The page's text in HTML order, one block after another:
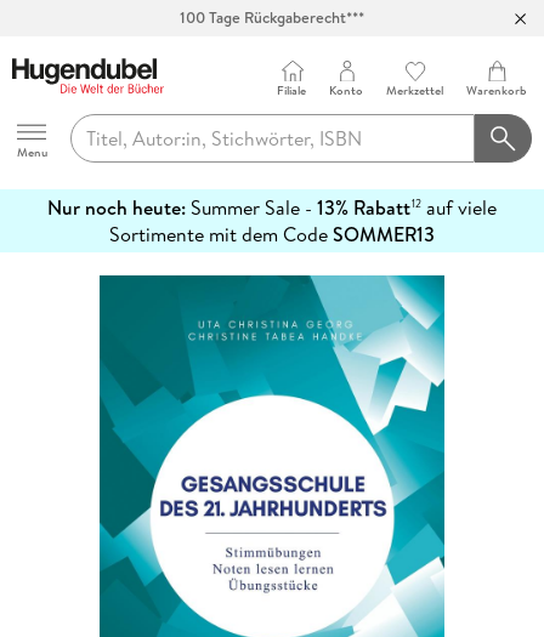
100 Tage Rückgaberecht***
Hugendubel
Menu
Filiale Konto Merkzettel Warenkorb
Nur noch heute: Summer Sale - 13% Rabatt12 auf viele
Sortimente mit dem CodeSOMMER13
erfahren